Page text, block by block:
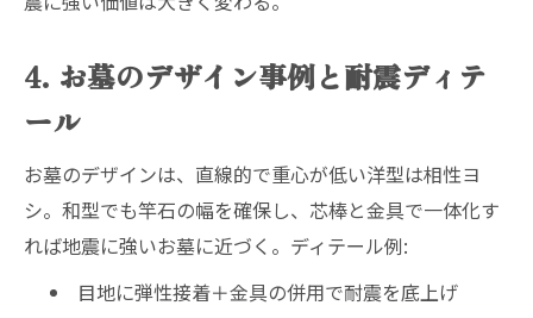
4. お墓のデザイン事例と耐震ディテ
ール
お墓のデザインは、直線的で重心が低い洋型は相性ヨ
シ。和型でも竿石の幅を確保し、芯棒と金具で一体化す
れば地震に強いお墓に近づく。ディテール例:
目地に弾性接着＋金具の併用で耐震を底上げ